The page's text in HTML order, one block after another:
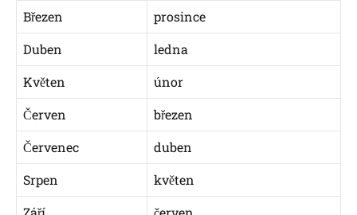
Březen
prosince
Duben
ledna
Květen
únor
Červen
březen
Červenec
duben
Srpen
květen